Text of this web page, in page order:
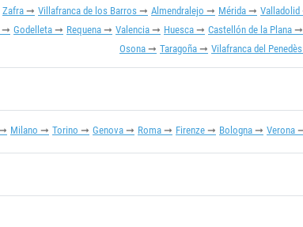
Zafra Villafranca de los Barros Almendralejo Mérida Valladolid
Godelleta Requena Valencia Huesca Castellón de la Plana
Osona
Taragoña Vilafranca del Penedès
Milano Torino Genova Roma Firenze Bologna Verona